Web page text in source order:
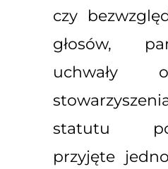
czy
głosów,
uchwały
statutu
przyjęte